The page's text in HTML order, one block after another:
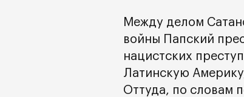
Между делом
войны Папский
нацистских
Латинскую
Оттуда, по словам